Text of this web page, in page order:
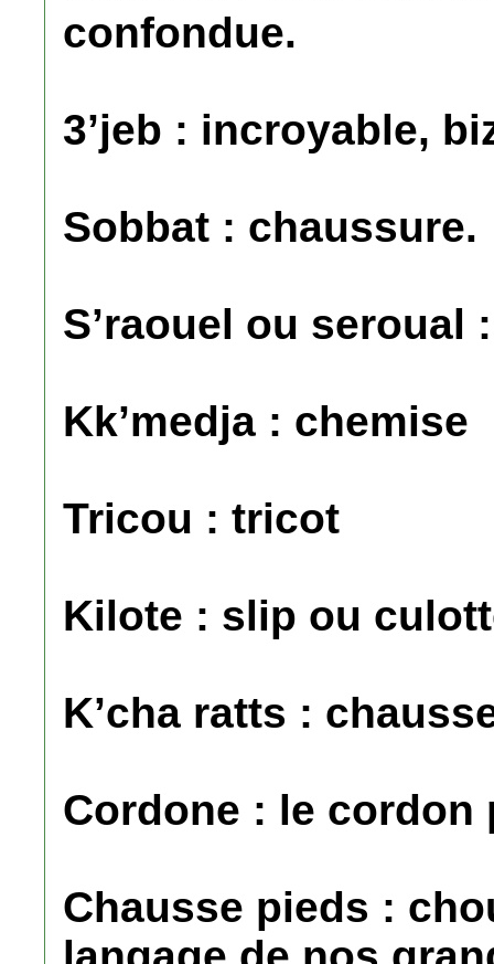
confondue.
3’jeb : incroyable,
Sobbat : chaussure.
S’raouel ou seroual
Kk’medja : chemise
Tricou : tricot
Kilote : slip ou
K’cha ratts :
Cordone : le cordon
Chausse pieds :